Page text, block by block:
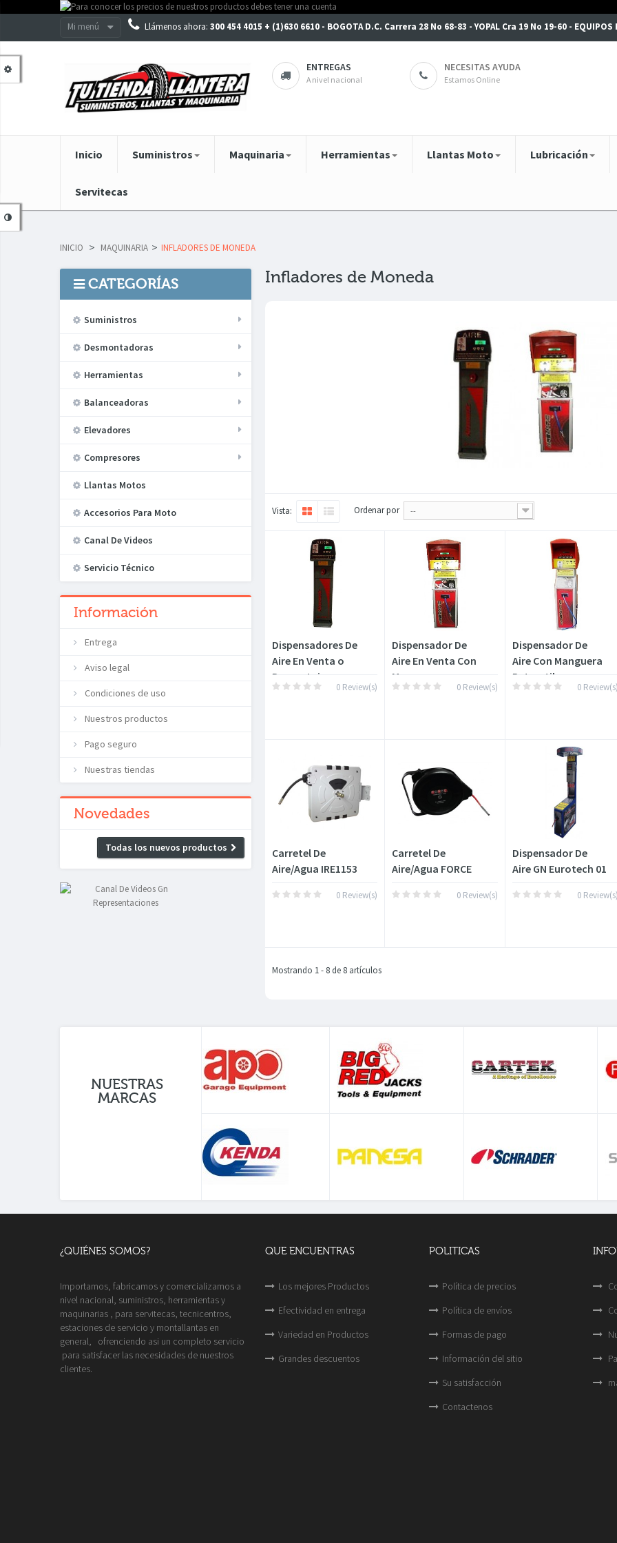
Mi menú Llámenos ahora: 300 454 4015 + (1)630 6610 - BOGOTA D.C. Carrera 28 No 68-83 - YOPAL Cra 19 No 19-60 - EQUIPOS
ENTREGAS
A nivel nacional
NECESITAS AYUDA
Estamos Online
Inicio Suministros Maquinaria Herramientas Llantas Moto Lubricación
Servitecas
INICIO > MAQUINARIA > INFLADORES DE MONEDA
CATEGORÍAS
Suministros
Desmontadoras
Herramientas
Balanceadoras
Elevadores
Compresores
Llantas Motos
Accesorios Para Moto
Canal De Videos
Servicio Técnico
Información
Entrega
Aviso legal
Condiciones de uso
Nuestros productos
Pago seguro
Nuestras tiendas
Novedades
Todas los nuevos productos
Infladores de Moneda
Vista: Ordenar por --
Dispensadores De
Aire En Venta o
Porcentaje
0 Review(s)
Dispensador De
Aire En Venta Con
Manguera...
0 Review(s)
Dispensador De
Aire Con Manguera
Retractil...
0
Carretel De
Aire/Agua IRE1153
0 Review(s)
Carretel De
Aire/Agua FORCE
0 Review(s)
Dispensador De
Aire GN Eurotech 01
0
Mostrando 1 - 8 de 8 artículos
NUESTRAS
MARCAS
¿QUIÉNES SOMOS?
Importamos, fabricamos y comercializamos a
nivel nacional, suministros, herramientas y
maquinarias , para servitecas, tecnicentros,
estaciones de servicio y montallantas en
general, ofrenciendo asi un completo servicio
para satisfacer las necesidades de nuestros
clientes.
QUE ENCUENTRAS
Los mejores Productos
Efectividad en entrega
Variedad en Productos
Grandes descuentos
POLITICAS
Política de precios
Política de envíos
Formas de pago
Información del sitio
Su satisfacción
Contactenos